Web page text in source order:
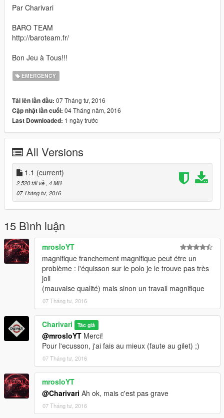
Par Charivari
BARO TEAM
http://baroteam.fr/
Bon Jeu à Tous!!!
EMERGENCY
Tải lên lần đầu: 07 Tháng tư, 2016
Cập nhật lần cuối: 04 Tháng năm, 2016
Last Downloaded: 1 ngày trước
All Versions
1.1 (current)
2.520 tải về , 4 MB
07 Tháng tư, 2016
15 Bình luận
mrosloYT
magnifique franchement magnifique peut étre un
problème : l'équisson sur le polo je le trouve pas très
joli
(mauvaise qualité) mais sinon un travail magnifique
07 Tháng tư, 2016
Charivari Tác giả
@mrosloYT Merci!
Pour l'ecusson, j'ai fais au mieux (faute au gilet) ;)
07 Tháng tư, 2016
mrosloYT
@Charivari Ah ok, mais c'est pas grave
07 Tháng tư, 2016